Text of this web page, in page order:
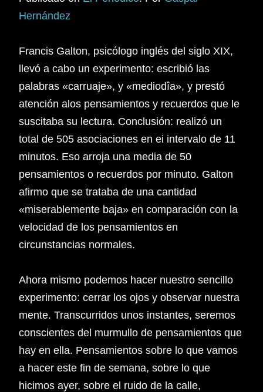
Hernández
Francis Galton, psicólogo inglés del siglo XIX,
llevó a cabo un experimento: escribió las
palabras «carruaje», y «mediodîa», y prestó
atención alos pensamientos y recuerdos que le
suscitaba su lectura. Conclusión: realizó un
total de 505 asociaciones en ei intervalo de 11
minutos. Eso arroja una media de 50
pensamientos o recuerdos por minuto. Galton
afirmo que se trataba de una cantidad
«miserablemente baja» en comparación con la
velocidad de los pensamientos en
circunstancias normales.
Ahora mismo podemos hacer nuestro sencillo
experimento: cerrar los ojos y observar nuestra
mente. Transcurridos unos instantes, seremos
conscientes del murmullo de pensamientos que
hay en ella. Pensamientos sobre lo que vamos
a hacer este fin de semana, sobre lo que
hicimos ayer, sobre el ruido de la calle,